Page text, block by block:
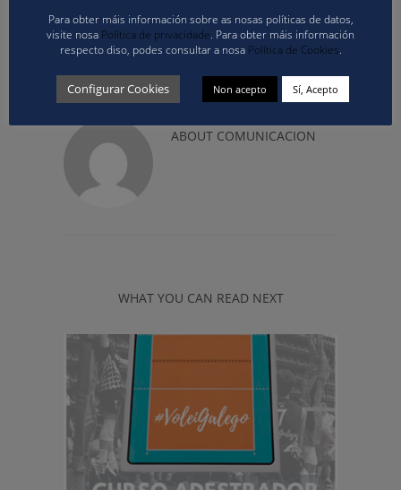
ABOUT COMUNICACION
WHAT YOU CAN READ NEXT
Para obter máis información sobre as nosas políticas de datos,
visite nosa Política de privacidade. Para obter máis información
respecto diso, podes consultar a nosa Política de Cookies.
Configurar Cookies Non acepto Sí, Acepto